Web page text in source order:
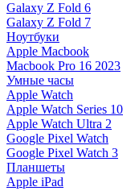
Galaxy Z Fold 6
Galaxy Z Fold 7
Ноутбуки
Apple Macbook
Macbook Pro 16 2023
Умные часы
Apple Watch
Apple Watch Series 10
Apple Watch Ultra 2
Google Pixel Watch
Google Pixel Watch 3
Планшеты
Apple iPad